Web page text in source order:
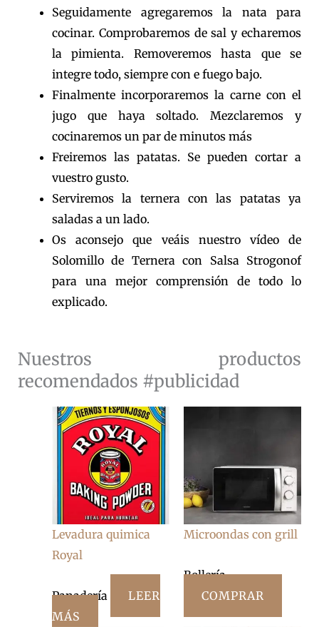
Seguidamente agregaremos la nata para
cocinar. Comprobaremos de sal y echaremos
la pimienta. Removeremos hasta que se
integre todo, siempre con e fuego bajo.
Finalmente incorporaremos la carne con el
jugo que haya soltado. Mezclaremos y
cocinaremos un par de minutos más
Freiremos las patatas. Se pueden cortar a
vuestro gusto.
Serviremos la ternera con las patatas ya
saladas a un lado.
Os aconsejo que veáis nuestro vídeo de
Solomillo de Ternera con Salsa Strogonof
para una mejor comprensión de todo lo
explicado.
Nuestros productos
recomendados #publicidad
Levadura quimica
Royal
Panadería
LEER
MÁS
Microondas con grill
Bollería
COMPRAR